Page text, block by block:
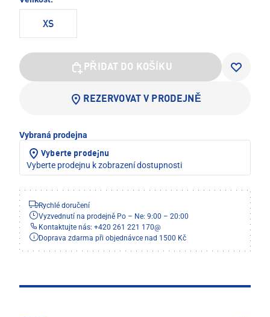
XS
PŘIDAT DO KOŠÍKU
REZERVOVAT V PRODEJNĚ
Vybraná prodejna
Vyberte prodejnu
Vyberte prodejnu k zobrazení dostupnosti
Rychlé doručení
Vyzvednutí na prodejně Po – Ne: 9:00 – 20:00
Kontaktujte nás: +420 261 221 170@
Doprava zdarma při objednávce nad 1500 Kč